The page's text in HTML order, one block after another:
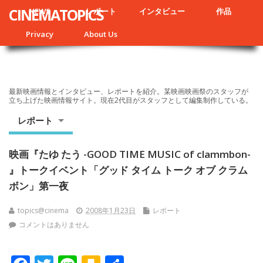
NEWS レポート インタビュー 作品
Privacy About Us
CINEMATOPICS
最新映画情報とインタビュー、レポートを紹介。某映画映画祭のスタッフが
立ち上げた映画情報サイト。現在2代目がスタッフとして編集制作している。
レポート
映画『たゆ たう -GOOD TIME MUSIC of clammbon-
』トークイベント「グッド タイム トーク オブ クラム
ボン」第一夜
topics@cinema 2008年1月23日
レポート
コメントはありません